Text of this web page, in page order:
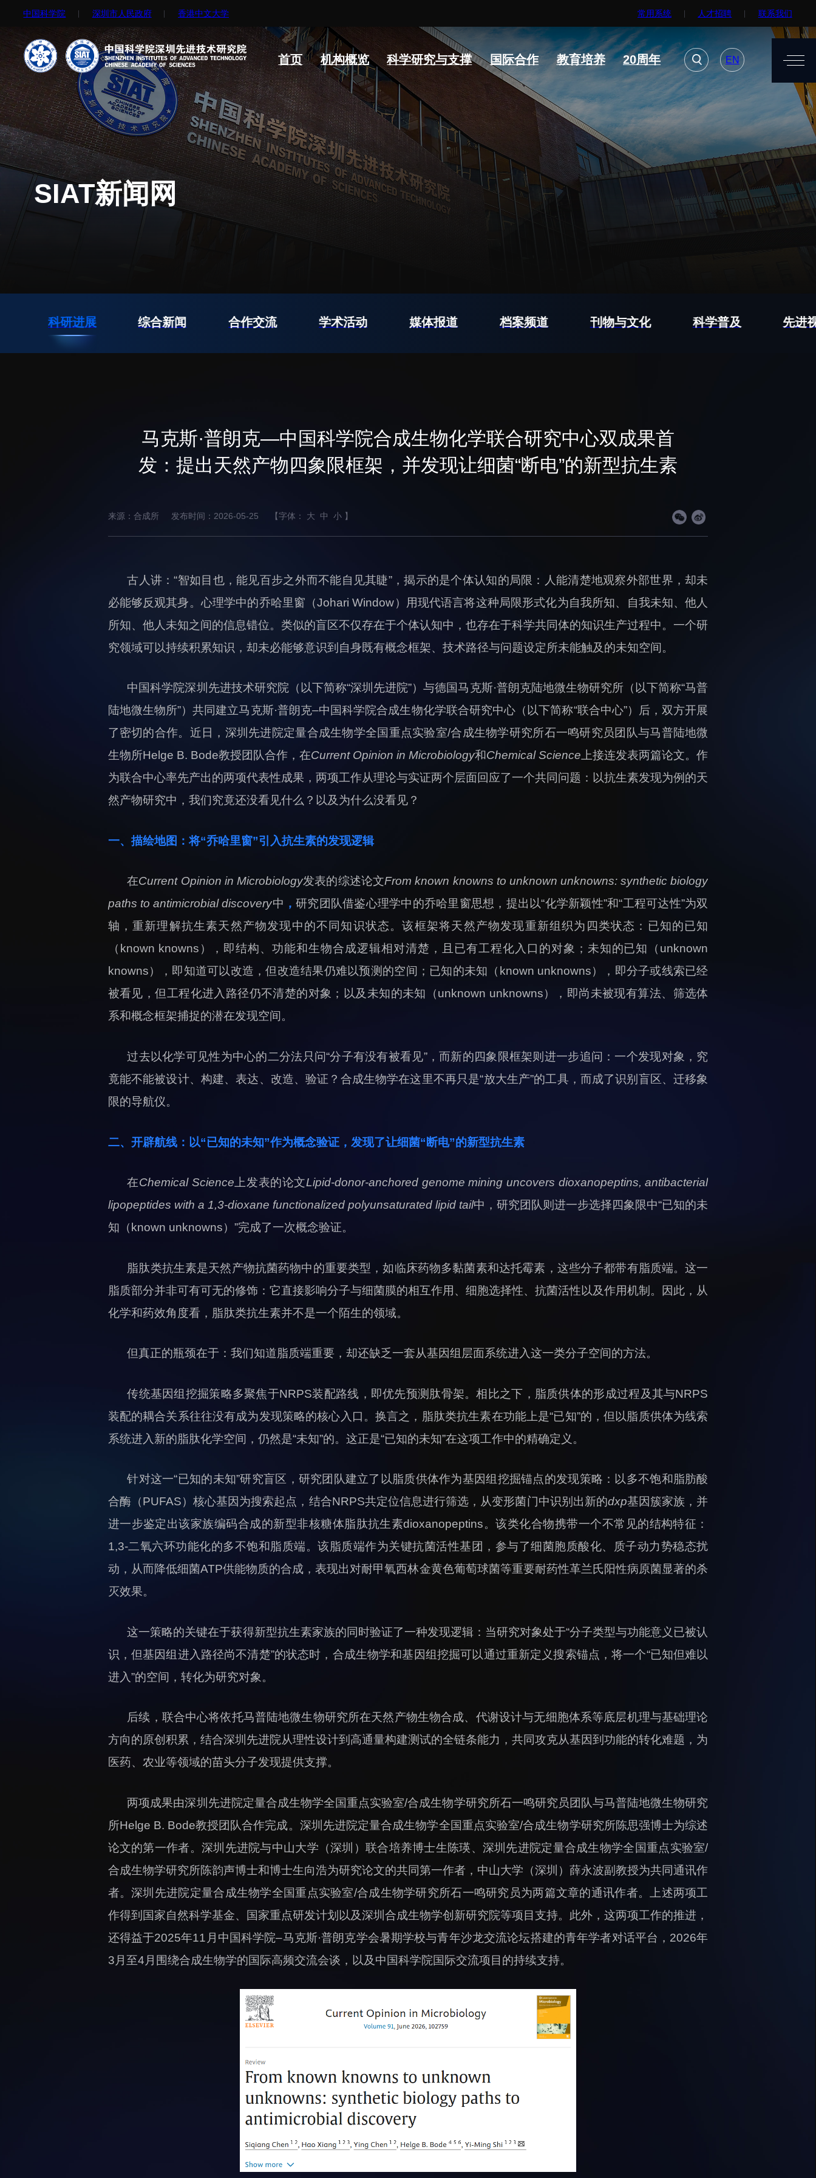
中国科学院 深圳市人民政府 ⾹港中文大学 常用系统 人才招聘 联系我们
首页 机构概览 科学研究与支撑 国际合作 教育培养 20周年 EN
常用系统 人才招聘 联系我们
机构简介
院长寄语
现任领导
历任领导
统计数据
先进集成技术研究所
生物医学与健康工程研究所
先进计算与数字工程研究所
生物医药与技术研究所
脑认知与脑疾病研究所
合成生物学研究所
人才概况
人才介绍
人才招聘
人才动态
博士后
综合处
科研管理处
创新融合处
人力资源处
财务资产处
合作转化处
产业发展中心
科研进展
科研诚信与伦理委员会
实验动物管理
分析测试中心
实验室建设与管理
生物安全管理
要闻播报
科研进展
综合新闻
合作交流
学术活动
下载中心
传承和弘扬科学家精神
深圳先进电子材料国际创新研究院
深圳脑解析与脑模拟重大科技基础
设施
中欧创新医药与健康研究中心
SIAT新闻网
科研进展 综合新闻 合作交流 学术活动 媒体报道 档案频道 刊物与文化 科学普及 先进
马克斯·普朗克—中国科学院合成生物化学联合研究中心双成果首
发：提出天然产物四象限框架，并发现让细菌“断电”的新型抗生素
来源：合成所 发布时间：2026-05-25 【字体： 大 中 小 】
古人讲：“智如目也，能见百步之外而不能自见其睫”，揭示的是个体认知的局限：人能清楚地观察外部世界，却未
必能够反观其身。心理学中的乔哈里窗（Johari Window）用现代语言将这种局限形式化为自我所知、自我未知、他人
所知、他人未知之间的信息错位。类似的盲区不仅存在于个体认知中，也存在于科学共同体的知识生产过程中。一个研
究领域可以持续积累知识，却未必能够意识到自身既有概念框架、技术路径与问题设定所未能触及的未知空间。
中国科学院深圳先进技术研究院（以下简称“深圳先进院”）与德国马克斯·普朗克陆地微生物研究所（以下简称“马普
陆地微生物所”）共同建立马克斯·普朗克–中国科学院合成生物化学联合研究中心（以下简称“联合中心”）后，双方开展
了密切的合作。近日，深圳先进院定量合成生物学全国重点实验室/合成生物学研究所石一鸣研究员团队与马普陆地微
生物所Helge B. Bode教授团队合作，在Current Opinion in Microbiology和Chemical Science上接连发表两篇论文。作
为联合中心率先产出的两项代表性成果，两项工作从理论与实证两个层面回应了一个共同问题：以抗生素发现为例的天
然产物研究中，我们究竟还没看见什么？以及为什么没看见？
一、描绘地图：将“乔哈里窗”引入抗生素的发现逻辑
在Current Opinion in Microbiology发表的综述论文From known knowns to unknown unknowns: synthetic biology
paths to antimicrobial discovery中 ，研究团队借鉴心理学中的乔哈里窗思想，提出以“化学新颖性”和“工程可达性”为双
轴，重新理解抗生素天然产物发现中的不同知识状态。该框架将天然产物发现重新组织为四类状态：已知的已知
（known knowns），即结构、功能和生物合成逻辑相对清楚，且已有工程化入口的对象；未知的已知（unknown
knowns），即知道可以改造，但改造结果仍难以预测的空间；已知的未知（known unknowns），即分子或线索已经
被看见，但工程化进入路径仍不清楚的对象；以及未知的未知（unknown unknowns），即尚未被现有算法、筛选体
系和概念框架捕捉的潜在发现空间。
过去以化学可见性为中心的二分法只问“分子有没有被看见”，而新的四象限框架则进一步追问：一个发现对象，究
竟能不能被设计、构建、表达、改造、验证？合成生物学在这里不再只是“放大生产”的工具，而成了识别盲区、迁移象
限的导航仪。
二、开辟航线：以“已知的未知”作为概念验证，发现了让细菌“断电”的新型抗生素
在Chemical Science 上发表的论文Lipid-donor-anchored genome mining uncovers dioxanopeptins, antibacterial
lipopeptides with a 1,3-dioxane functionalized polyunsaturated lipid tail中，研究团队则进一步选择四象限中“已知的未
知（known unknowns）”完成了一次概念验证。
脂肽类抗生素是天然产物抗菌药物中的重要类型，如临床药物多黏菌素和达托霉素，这些分子都带有脂质端。这一
脂质部分并非可有可无的修饰：它直接影响分子与细菌膜的相互作用、细胞选择性、抗菌活性以及作用机制。因此，从
化学和药效角度看，脂肽类抗生素并不是一个陌生的领域。
但真正的瓶颈在于：我们知道脂质端重要，却还缺乏一套从基因组层面系统进入这一类分子空间的方法。
传统基因组挖掘策略多聚焦于NRPS装配路线，即优先预测肽骨架。相比之下，脂质供体的形成过程及其与NRPS
装配的耦合关系往往没有成为发现策略的核心入口。换言之，脂肽类抗生素在功能上是“已知”的，但以脂质供体为线索
系统进入新的脂肽化学空间，仍然是“未知”的。这正是“已知的未知”在这项工作中的精确定义。
针对这一“已知的未知”研究盲区，研究团队建立了以脂质供体作为基因组挖掘锚点的发现策略：以多不饱和脂肪酸
合酶（PUFAS）核心基因为搜索起点，结合NRPS共定位信息进行筛选，从变形菌门中识别出新的dxp基因簇家族，并
进一步鉴定出该家族编码合成的新型非核糖体脂肽抗生素dioxanopeptins。该类化合物携带一个不常见的结构特征：
1,3-二氧六环功能化的多不饱和脂质端。该脂质端作为关键抗菌活性基团，参与了细菌胞质酸化、质子动力势稳态扰
动，从而降低细菌ATP供能物质的合成，表现出对耐甲氧西林金黄色葡萄球菌等重要耐药性革兰氏阳性病原菌显著的杀
灭效果。
这一策略的关键在于获得新型抗生素家族的同时验证了一种发现逻辑：当研究对象处于“分子类型与功能意义已被认
识，但基因组进入路径尚不清楚”的状态时，合成生物学和基因组挖掘可以通过重新定义搜索锚点，将一个“已知但难以
进入”的空间，转化为研究对象。
后续，联合中心将依托马普陆地微生物研究所在天然产物生物合成、代谢设计与无细胞体系等底层机理与基础理论
方向的原创积累，结合深圳先进院从理性设计到高通量构建测试的全链条能力，共同攻克从基因到功能的转化难题，为
医药、农业等领域的苗头分子发现提供支撑。
两项成果由深圳先进院定量合成生物学全国重点实验室/合成生物学研究所石一鸣研究员团队与马普陆地微生物研究
所Helge B. Bode教授团队合作完成。深圳先进院定量合成生物学全国重点实验室/合成生物学研究所陈思强博士为综述
论文的第一作者。深圳先进院与中山大学（深圳）联合培养博士生陈瑛、深圳先进院定量合成生物学全国重点实验室/
合成生物学研究所陈韵声博士和博士生向浩为研究论文的共同第一作者，中山大学（深圳）薛永波副教授为共同通讯作
者。深圳先进院定量合成生物学全国重点实验室/合成生物学研究所石一鸣研究员为两篇文章的通讯作者。上述两项工
作得到国家自然科学基金、国家重点研发计划以及深圳合成生物学创新研究院等项目支持。此外，这两项工作的推进，
还得益于2025年11月中国科学院–马克斯·普朗克学会暑期学校与青年沙龙交流论坛搭建的青年学者对话平台，2026年
3月至4月围绕合成生物学的国际高频交流会谈，以及中国科学院国际交流项目的持续支持。